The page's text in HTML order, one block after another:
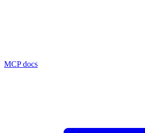
MCP docs